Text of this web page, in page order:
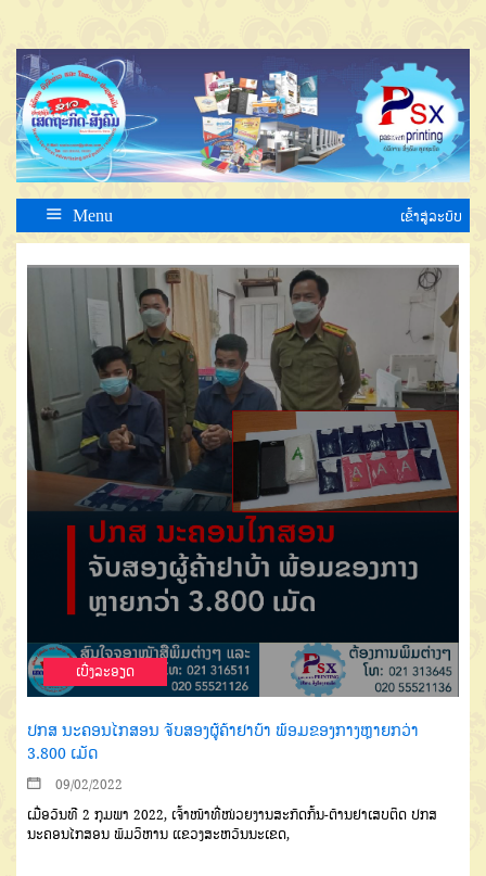
Menu ເຂົ້າສູ່ລະບົບ
ເບີ່ງລະອຽດ
ປກສ ນະຄອນໄກສອນ ຈັບສອງຜູ້ຄ້າຢາບ້າ ພ້ອມຂອງກາງຫຼາຍກວ່າ
3.800 ເມັດ
09/02/2022
ເມື່ອວັນທີ 2 ກຸມພາ 2022, ເຈົ້າໜ້າທີ່ໜ່ວຍງານສະກັດກັ້ນ-ຕ້ານຢາເສບຕິດ ປກສ
ນະຄອນໄກສອນ ພົມວິຫານ ແຂວງສະຫວັນນະເຂດ,